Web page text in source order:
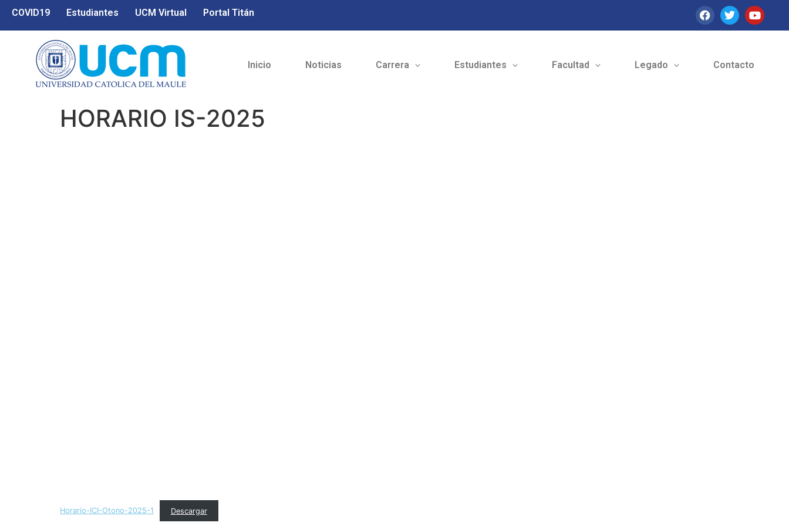
COVID19 Estudiantes UCM Virtual Portal Titán
Inicio Noticias Carrera Estudiantes Facultad Legado Contacto
HORARIO IS-2025
Horario-ICI-Otono-2025-1 Descargar